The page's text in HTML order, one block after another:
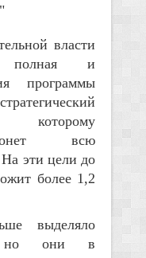
власти
полная и
программы
которому
всю
эти цели до
более 1,2
выделяло
но они в